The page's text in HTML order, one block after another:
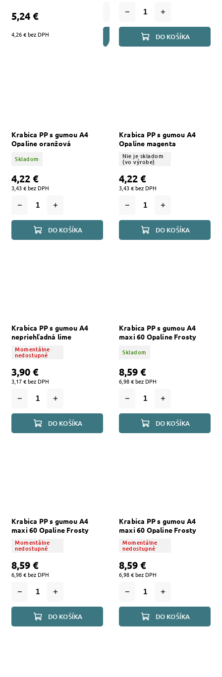
4,26 € bez DPH
5,24 €
DO KOŠÍKA
DO KOŠÍKA
Krabica PP s gumou A4
Opaline oranžová
Skladom
3,43 € bez DPH
4,22 €
DO KOŠÍKA
Krabica PP s gumou A4
Opaline magenta
Nie je skladom
(vo výrobe)
3,43 € bez DPH
4,22 €
DO KOŠÍKA
Krabica PP s gumou A4
nepriehľadná lime
Momentálne
nedostupné
3,17 € bez DPH
3,90 €
DO KOŠÍKA
Krabica PP s gumou A4
maxi 60 Opaline Frosty
Skladom
6,98 € bez DPH
8,59 €
DO KOŠÍKA
Krabica PP s gumou A4
maxi 60 Opaline Frosty
zelená
Momentálne
nedostupné
6,98 € bez DPH
8,59 €
DO KOŠÍKA
Krabica PP s gumou A4
maxi 60 Opaline Frosty
modrá
Momentálne
nedostupné
6,98 € bez DPH
8,59 €
DO KOŠÍKA